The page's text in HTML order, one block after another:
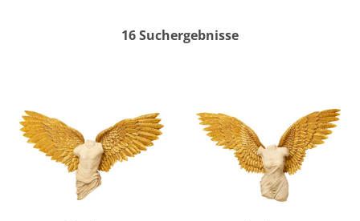
16 Suchergebnisse